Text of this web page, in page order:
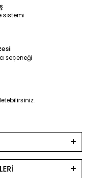
sistemi
seçeneği